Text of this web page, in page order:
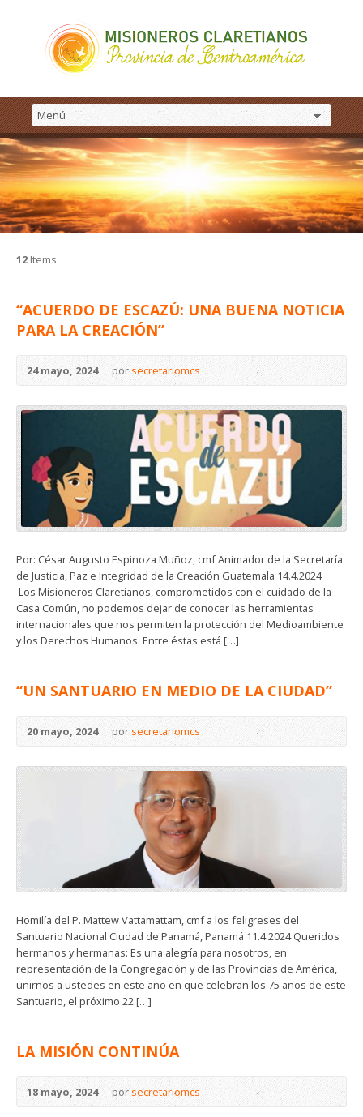
12 Items
“ACUERDO DE ESCAZÚ: UNA BUENA NOTICIA
PARA LA CREACIÓN”
24 mayo, 2024 por secretariomcs
Por: César Augusto Espinoza Muñoz, cmf Animador de la Secretaría
de Justicia, Paz e Integridad de la Creación Guatemala 14.4.2024
Los Misioneros Claretianos, comprometidos con el cuidado de la
Casa Común, no podemos dejar de conocer las herramientas
internacionales que nos permiten la protección del Medioambiente
y los Derechos Humanos. Entre éstas está […]
“UN SANTUARIO EN MEDIO DE LA CIUDAD”
20 mayo, 2024 por secretariomcs
Homilía del P. Mattew Vattamattam, cmf a los feligreses del
Santuario Nacional Ciudad de Panamá, Panamá 11.4.2024 Queridos
hermanos y hermanas: Es una alegría para nosotros, en
representación de la Congregación y de las Provincias de América,
unirnos a ustedes en este año en que celebran los 75 años de este
Santuario, el próximo 22 […]
LA MISIÓN CONTINÚA
18 mayo, 2024 por secretariomcs